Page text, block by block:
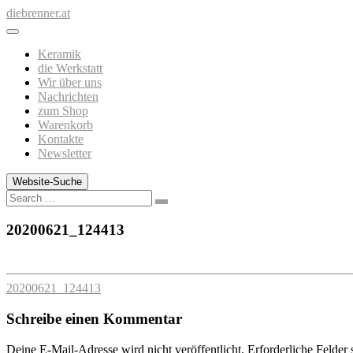
Zum
Inhalt
diebrenner.at
Keramik
die Werkstatt
Wir über uns
Nachrichten
zum Shop
Warenkorb
Kontakte
Newsletter
Website-Suche
Search
20200621_124413
20200621_124413
Schreibe einen Kommentar
Deine E-Mail-Adresse wird nicht veröffentlicht. Erforderliche Felder